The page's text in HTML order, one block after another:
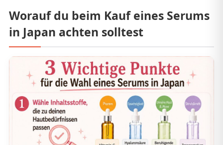
Worauf du beim Kauf eines Serums
in Japan achten solltest